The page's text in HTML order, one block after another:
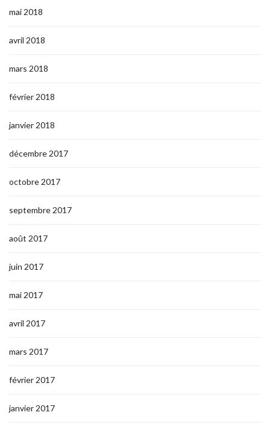
mai 2018
avril 2018
mars 2018
février 2018
janvier 2018
décembre 2017
octobre 2017
septembre 2017
août 2017
juin 2017
mai 2017
avril 2017
mars 2017
février 2017
janvier 2017